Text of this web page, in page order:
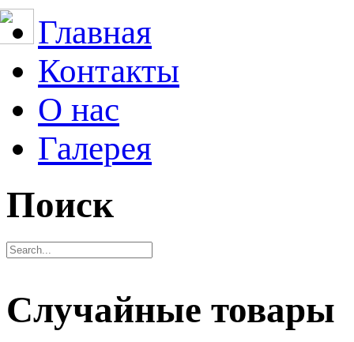
Главная
Контакты
О нас
Галерея
Поиск
Случайные товары